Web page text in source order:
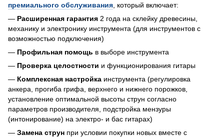
премиального обслуживания , который включает:
— Расширенная гарантия 2 года на склейку древесины,
механику и электронику инструмента (для инструментов с
возможностью подключения)
— Профильная помощь в выборе инструмента
— Проверка целостности и функционирования гитары
— Комплексная настройка инструмента (регулировка
анкера, прогиба грифа, верхнего и нижнего порожков,
установление оптимальной высоты струн согласно
параметров производителя, подстройка мензуры
(интонирование) на электро- и бас гитарах)
— Замена струн при условии покупки новых вместе с